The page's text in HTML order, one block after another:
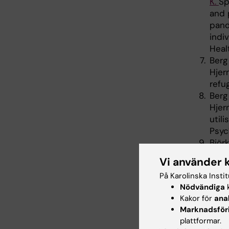
and
CJ,
Vi använder
På Karolinska
Nödvändiga
Kakor för
plattformar.